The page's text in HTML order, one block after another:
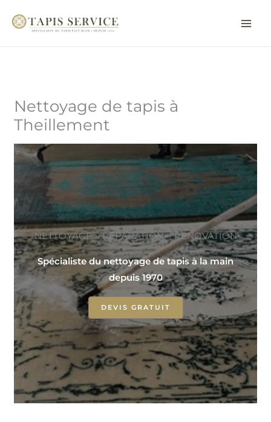
Nettoyage de tapis à
Theillement
NETTOYAGE ~ RÉPARATION ~ RÉNOVATION
Spécialiste du nettoyage de tapis à la main
depuis 1970
DEVIS GRATUIT